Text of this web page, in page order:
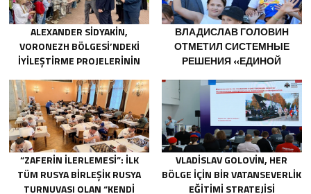
ALEXANDER SIDYAKIN,
VORONEZH BÖLGESI’NDEKI
IYILEŞTIRME PROJELERININ
DEĞERLENDIRDI
ВЛАДИСЛАВ ГОЛОВИН
ОТМЕТИЛ СИСТЕМНЫЕ
РЕШЕНИЯ «ЕДИНОЙ
ДЕТСКОГО И
МОЛОДЁЖНОГО
ТВОРЧЕСТВА В
НОВОДВИНСКЕ
АРХАНГЕЛЬСКОЙ ОБЛАСТИ
“ZAFERIN İLERLEMESI”: İLK
TÜM RUSYA BIRLEŞIK RUSYA
TURNUVASI OLAN “KENDI
VLADISLAV GOLOVIN, HER
BÖLGE IÇIN BIR VATANSEVERLIK
EĞITIMI STRATEJISI